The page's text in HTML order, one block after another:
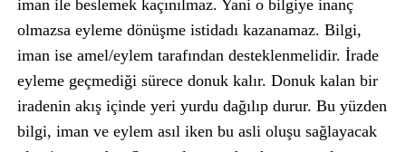
iman ile beslemek kaçınılmaz. Yani o bilgiye inanç
olmazsa eyleme dönüşme istidadı kazanamaz. Bilgi,
iman ise amel/eylem tarafından desteklenmelidir. İrade
eyleme geçmediği sürece donuk kalır. Donuk kalan bir
iradenin akış içinde yeri yurdu dağılıp durur. Bu yüzden
bilgi, iman ve eylem asıl iken bu asli oluşu sağlayacak